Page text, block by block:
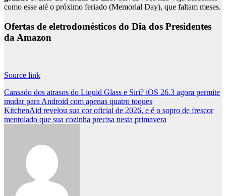
como esse até o próximo feriado (Memorial Day), que faltam meses.
Ofertas de eletrodomésticos do Dia dos Presidentes
da Amazon
Source link
Post
navigation
Cansado dos atrasos do Liquid Glass e Siri? iOS 26.3 agora permite
mudar para Android com apenas quatro toques
KitchenAid revelou sua cor oficial de 2026, e é o sopro de frescor
mentolado que sua cozinha precisa nesta primavera